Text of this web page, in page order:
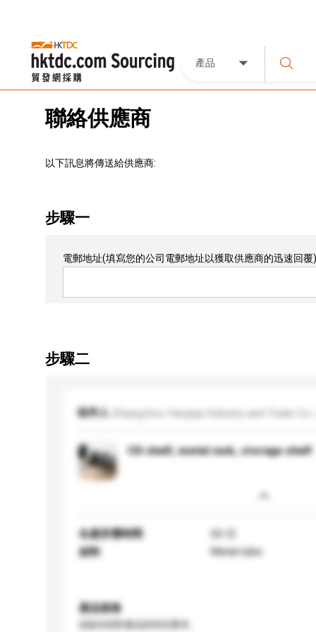
產品
聯絡供應商
以下訊息將傳送給供應商:
步驟一
電郵地址(填寫您的公司電郵地址以獲取供應商的迅速回覆)
步驟二
收件人 Zhangzhou Haojiayi Industry and Trade
CD shelf, metal rack, storage shelf
生產所需時間
50 日
材料
Metal tube
產品規格